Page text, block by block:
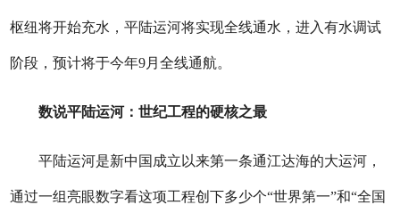
枢纽将开始充水，平陆运河将实现全线通水，进入有水调试
阶段，预计将于今年9月全线通航。
数说平陆运河：世纪工程的硬核之最
平陆运河是新中国成立以来第一条通江达海的大运河，
通过一组亮眼数字看这项工程创下多少个“世界第一”和“全国